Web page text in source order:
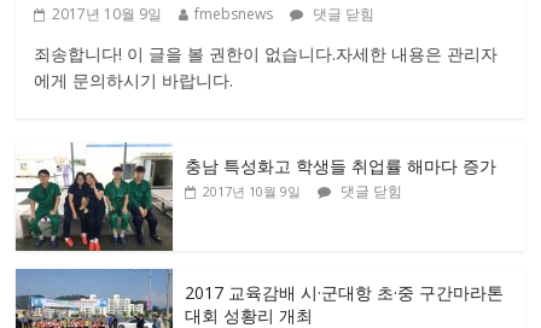
2017년 10월 9일 fmebsnews 댓글 닫힘
죄송합니다! 이 글을 볼 권한이 없습니다.자세한 내용은 관리자
에게 문의하시기 바랍니다.
충남 특성화고 학생들 취업률 해마다 증가
2017년 10월 9일 댓글 닫힘
2017 교육감배 시·군대항 초·중 구간마라톤
대회 성황리 개최